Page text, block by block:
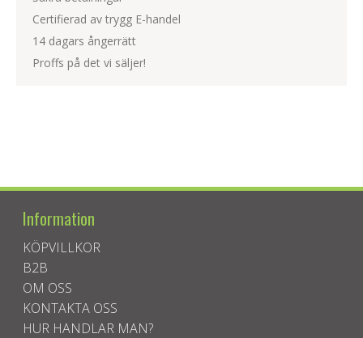
Certifierad av trygg E-handel
14 dagars ångerrätt
Proffs på det vi säljer!
Information
KÖPVILLKOR
B2B
OM OSS
KONTAKTA OSS
HUR HANDLAR MAN?